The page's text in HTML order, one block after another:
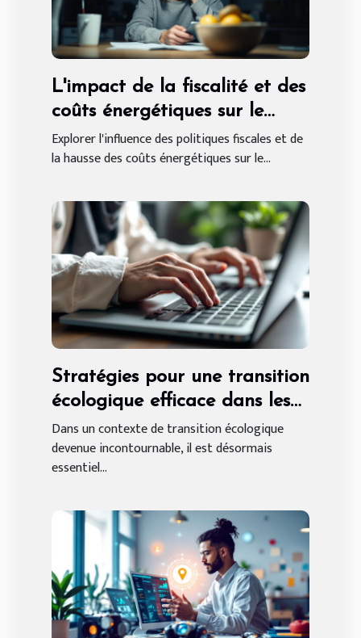
L'impact de la fiscalité et des
coûts énergétiques sur le
pouvoir d'achat futur
Explorer l'influence des politiques fiscales et de
la hausse des coûts énergétiques sur le...
Stratégies pour une transition
écologique efficace dans les
PME
Dans un contexte de transition écologique
devenue incontournable, il est désormais
essentiel...